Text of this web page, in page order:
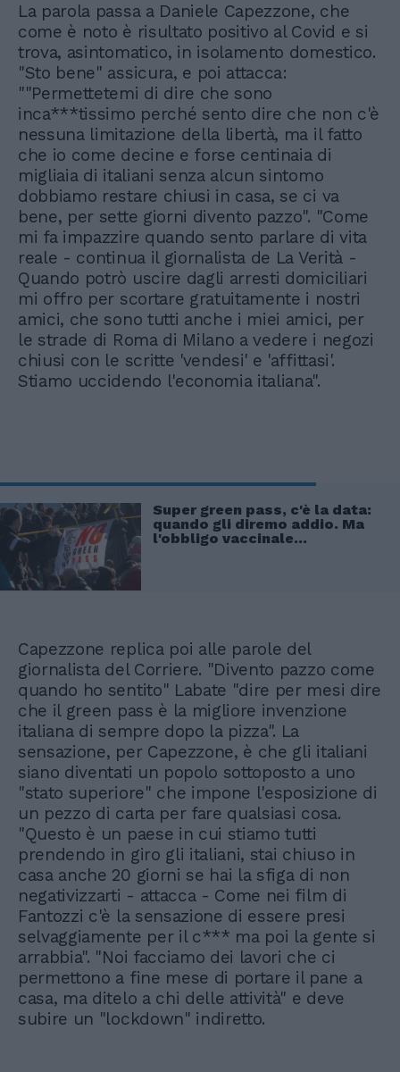
La parola passa a Daniele Capezzone, che
come è noto è risultato positivo al Covid e si
trova, asintomatico, in isolamento domestico.
"Sto bene" assicura, e poi attacca:
""Permettetemi di dire che sono
inca***tissimo perché sento dire che non c'è
nessuna limitazione della libertà, ma il fatto
che io come decine e forse centinaia di
migliaia di italiani senza alcun sintomo
dobbiamo restare chiusi in casa, se ci va
bene, per sette giorni divento pazzo". "Come
mi fa impazzire quando sento parlare di vita
reale - continua il giornalista de La Verità -
Quando potrò uscire dagli arresti domiciliari
mi offro per scortare gratuitamente i nostri
amici, che sono tutti anche i miei amici, per
le strade di Roma di Milano a vedere i negozi
chiusi con le scritte 'vendesi' e 'affittasi'.
Stiamo uccidendo l'economia italiana".
Super green pass, c'è la data:
quando gli diremo addio. Ma
l'obbligo vaccinale...
Capezzone replica poi alle parole del
giornalista del Corriere. "Divento pazzo come
quando ho sentito" Labate "dire per mesi dire
che il green pass è la migliore invenzione
italiana di sempre dopo la pizza". La
sensazione, per Capezzone, è che gli italiani
siano diventati un popolo sottoposto a uno
"stato superiore" che impone l'esposizione di
un pezzo di carta per fare qualsiasi cosa.
"Questo è un paese in cui stiamo tutti
prendendo in giro gli italiani, stai chiuso in
casa anche 20 giorni se hai la sfiga di non
negativizzarti - attacca - Come nei film di
Fantozzi c'è la sensazione di essere presi
selvaggiamente per il c*** ma poi la gente si
arrabbia". "Noi facciamo dei lavori che ci
permettono a fine mese di portare il pane a
casa, ma ditelo a chi delle attività" e deve
subire un "lockdown" indiretto.